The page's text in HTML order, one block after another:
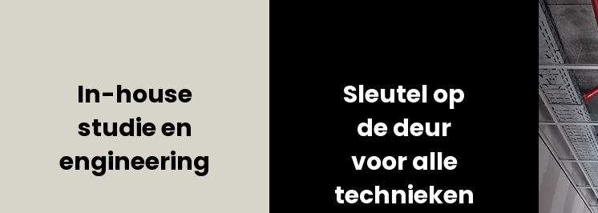
In-house
studie en
engineering
Sleutel op
de deur
voor alle
technieken